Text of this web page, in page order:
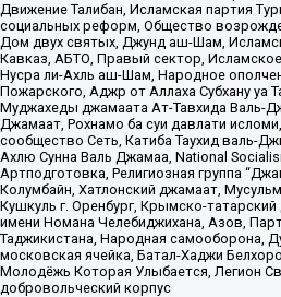
Движение Талибан, Исламская партия
социальных реформ, Общество
Дом двух святых, Джунд аш-Шам,
Кавказ, АБТО, Правый сектор,
Нусра ли-Ахль аш-Шам, Народное
Пожарского, Аджр от Аллаха Субхану уа
Муджахеды джамаата Ат-Тавхида Валь-
Джамаат, Рохнамо ба суи давлати
сообщество Сеть, Катиба Таухид валь-
Ахлю Сунна Валь Джамаа, National
Артподготовка, Религиозная группа
Колумбайн, Хатлонский джамаат,
Кушкуль г. Оренбург, Крымско-
имени Номана Челебиджихана, Азов,
Таджикистана, Народная самооборона,
московская ячейка, Батал-Хаджи
Молодёжь Которая Улыбается, Легион
добровольческий корпус